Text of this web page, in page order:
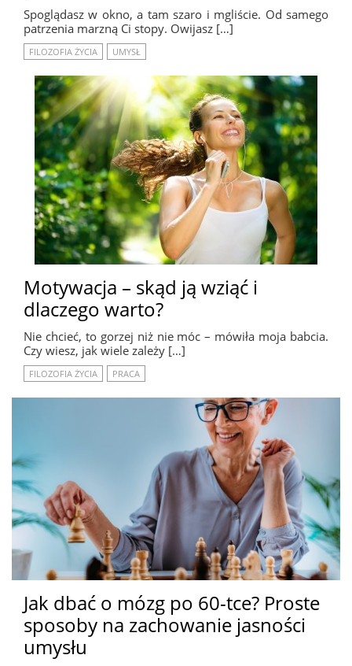
Spoglądasz w okno, a tam szaro i mgliście. Od samego
patrzenia marzną Ci stopy. Owijasz […]
FILOZOFIA ŻYCIA UMYSŁ
Motywacja – skąd ją wziąć i
dlaczego warto?
Nie chcieć, to gorzej niż nie móc – mówiła moja babcia.
Czy wiesz, jak wiele zależy […]
FILOZOFIA ŻYCIA PRACA
Jak dbać o mózg po 60-tce? Proste
sposoby na zachowanie jasności
umysłu